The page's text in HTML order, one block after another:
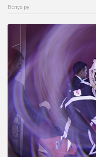
Вслух.ру